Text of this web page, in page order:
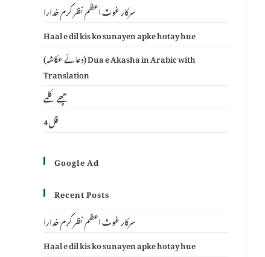
سرکار غوث اعظم نظر کرم خدارا
Haal e dil kis ko sunayen apke hotay hue
(دعائے عکاشہ) Dua e Akasha in Arabic with
Translation
چھے کلمے
4 قل
Google Ad
Recent Posts
سرکار غوث اعظم نظر کرم خدارا
Haal e dil kis ko sunayen apke hotay hue